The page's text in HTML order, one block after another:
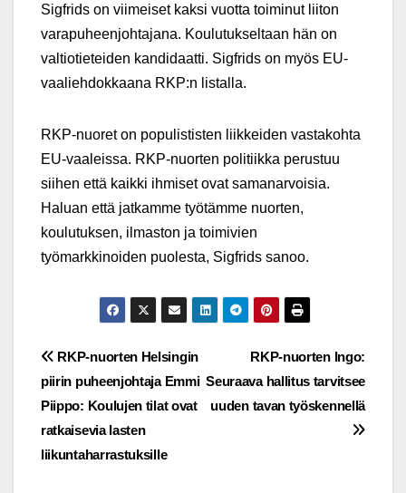
Sigfrids on viimeiset kaksi vuotta toiminut liiton
varapuheenjohtajana. Koulutukseltaan hän on
valtiotieteiden kandidaatti. Sigfrids on myös EU-
vaaliehdokkaana RKP:n listalla.
RKP-nuoret on populististen liikkeiden vastakohta
EU-vaaleissa. RKP-nuorten politiikka perustuu
siihen että kaikki ihmiset ovat samanarvoisia.
Haluan että jatkamme työtämme nuorten,
koulutuksen, ilmaston ja toimivien
työmarkkinoiden puolesta, Sigfrids sanoo.
Post
navigation
RKP-nuorten Ingo:
Seuraava hallitus tarvitsee
uuden tavan työskennellä
RKP-nuorten Helsingin
piirin puheenjohtaja Emmi
Piippo: Koulujen tilat ovat
ratkaisevia lasten
liikuntaharrastuksille